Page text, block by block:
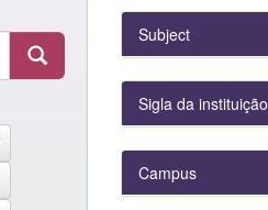
Subject
Sigla da instituição
Campus